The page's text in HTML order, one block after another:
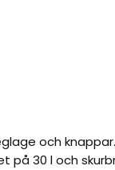
och
30 l och